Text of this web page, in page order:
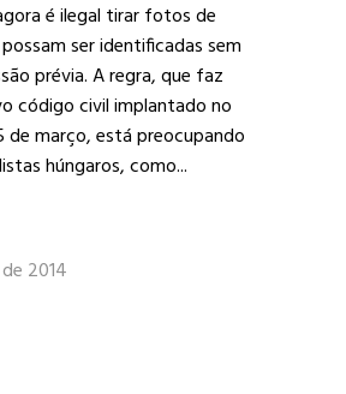
é ilegal tirar fotos de
ser identificadas sem
prévia. A regra, que faz
código civil implantado no
de março, está preocupando
húngaros, como...
2014